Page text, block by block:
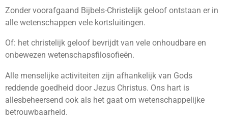
Zonder voorafgaand Bijbels-Christelijk geloof ontstaan er in
alle wetenschappen vele kortsluitingen.
Of: het christelijk geloof bevrijdt van vele onhoudbare en
onbewezen wetenschapsfilosofieën.
Alle menselijke activiteiten zijn afhankelijk van Gods
reddende goedheid door Jezus Christus. Ons hart is
allesbeheersend ook als het gaat om wetenschappelijke
betrouwbaarheid.